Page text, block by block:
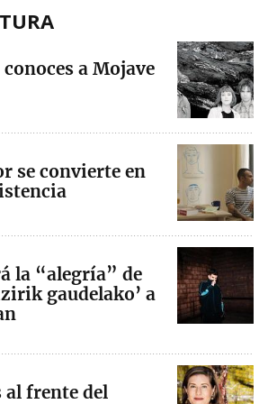
a Mojave
se convierte en
la “alegría” de
gaudelako’ a
al frente del